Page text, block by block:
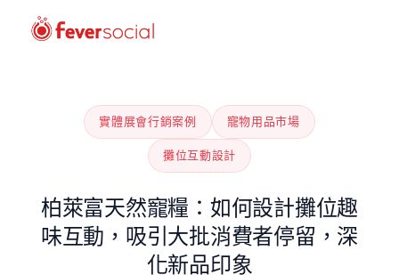
實體展會行銷案例 寵物用品市場
攤位互動設計
柏萊富天然寵糧：如何設計攤位趣
味互動，吸引大批消費者停留，深
化新品印象